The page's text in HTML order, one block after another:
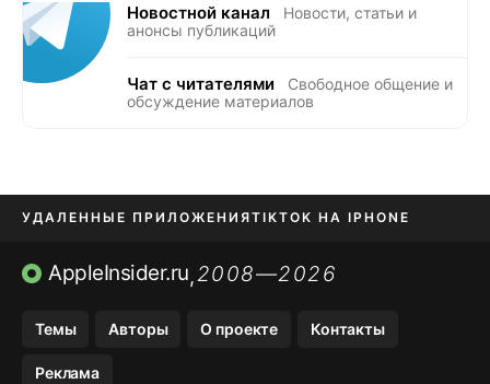
Новостной канал
Новости, статьи и
анонсы публикаций
Чат с читателями
Свободное общение и
обсуждение материалов
УДАЛЕННЫЕ ПРИЛОЖЕНИЯTIKTOK НА IPHONE
ПРИЛОЖЕНИЯ БЕЗ APP STORE
AppleInsider.ru,2008—2026
Темы Авторы О проекте Контакты
Реклама